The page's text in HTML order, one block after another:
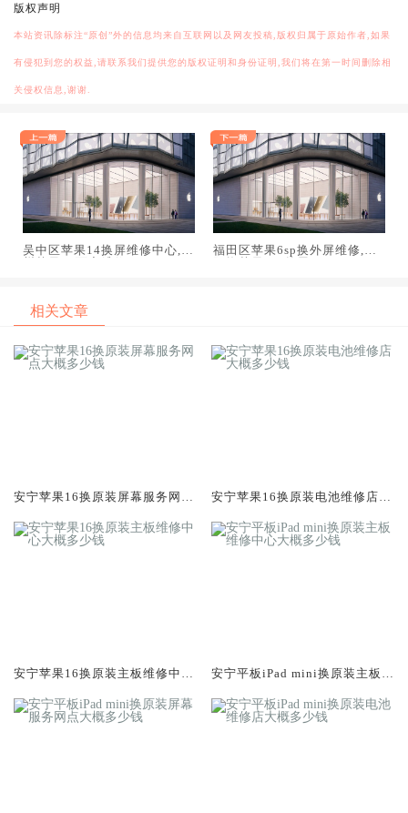
版权声明
本站资讯除标注“原创”外的信息均来自互联网以及网友投稿,版权归属于原始作者,如果
有侵犯到您的权益,请联系我们提供您的版权证明和身份证明,我们将在第一时间删除相
关侵权信息,谢谢.
吴中区苹果14换屏维修中心,杭
福田区苹果6sp换外屏维修,安
相关文章
安宁苹果16换原装屏幕服务网点
安宁苹果16换原装电池维修店大
安宁苹果16换原装主板维修中心
安宁平板iPad mini换原装主板维